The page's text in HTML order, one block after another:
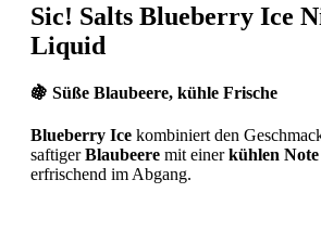
Sic! Salts Blueberry Ice
Liquid
🍇 Süße Blaubeere, kühle Frische
Blueberry Ice kombiniert den
saftigerBlaubeere mit einerkühlen Note
erfrischend im Abgang.